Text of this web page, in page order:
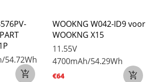
54.72Wh
WOOKNG W042-ID9 voor
WOOKNG X15
11.55V
4700mAh/54.29Wh
€64